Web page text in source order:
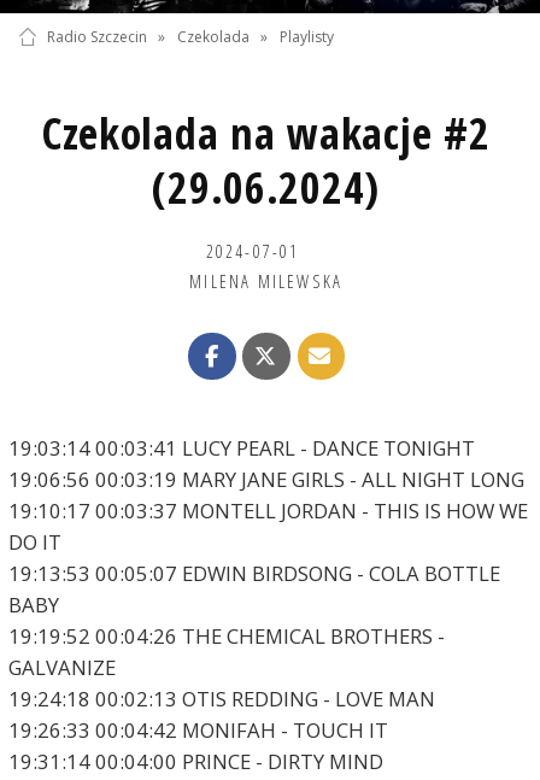
Radio Szczecin » Czekolada » Playlisty
Czekolada na wakacje #2
(29.06.2024)
2024-07-01
MILENA MILEWSKA
19:03:14 00:03:41 LUCY PEARL - DANCE TONIGHT
19:06:56 00:03:19 MARY JANE GIRLS - ALL NIGHT LONG
19:10:17 00:03:37 MONTELL JORDAN - THIS IS HOW WE
DO IT
19:13:53 00:05:07 EDWIN BIRDSONG - COLA BOTTLE
BABY
19:19:52 00:04:26 THE CHEMICAL BROTHERS -
GALVANIZE
19:24:18 00:02:13 OTIS REDDING - LOVE MAN
19:26:33 00:04:42 MONIFAH - TOUCH IT
19:31:14 00:04:00 PRINCE - DIRTY MIND